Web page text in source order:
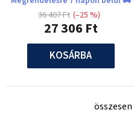
27 306 Ft
36 407 Ft (–25 %)
KOSÁRBA
összesen